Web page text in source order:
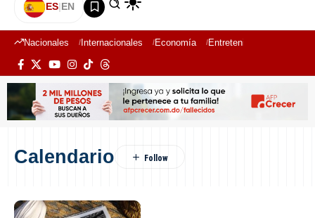
ES|EN
Nacionales Internacionales Economía Entretenimiento
Calendario